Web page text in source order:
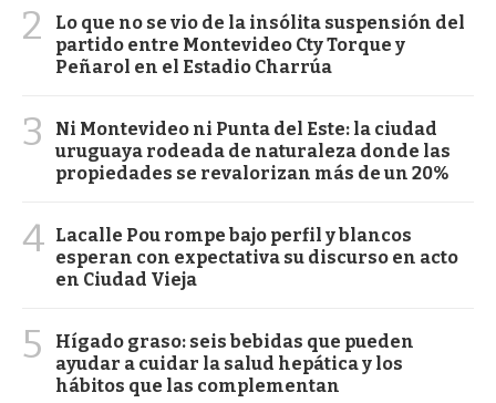
2
Lo que no se vio de la insólita suspensión del
partido entre Montevideo Cty Torque y
Peñarol en el Estadio Charrúa
3
Ni Montevideo ni Punta del Este: la ciudad
uruguaya rodeada de naturaleza donde las
propiedades se revalorizan más de un 20%
4 Lacalle Pou rompe bajo perfil y blancos
esperan con expectativa su discurso en acto
en Ciudad Vieja
5
Hígado graso: seis bebidas que pueden
ayudar a cuidar la salud hepática y los
hábitos que las complementan